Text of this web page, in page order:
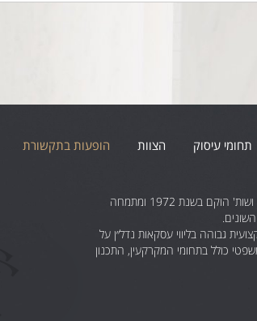
תחומי עיסוק הצוות הופעות בתקשורת
משרד עורכי הדין גינדי - כספי ושות' הוקם בשנת 1972 ומתמחה
גבוהה בליווי עסקאות נדל״ן על
כולל בתחומי המקרקעין, התכנון